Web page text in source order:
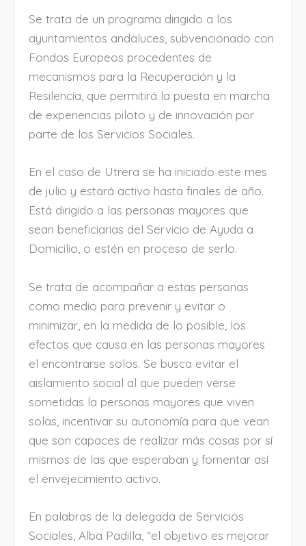
Se trata de un programa dirigido a los
ayuntamientos andaluces, subvencionado con
Fondos Europeos procedentes de
mecanismos para la Recuperación y la
Resilencia, que permitirá la puesta en marcha
de experiencias piloto y de innovación por
parte de los Servicios Sociales.
En el caso de Utrera se ha iniciado este mes
de julio y estará activo hasta finales de año.
Está dirigido a las personas mayores que
sean beneficiarias del Servicio de Ayuda a
Domicilio, o estén en proceso de serlo.
Se trata de acompañar a estas personas
como medio para prevenir y evitar o
minimizar, en la medida de lo posible, los
efectos que causa en las personas mayores
el encontrarse solos. Se busca evitar el
aislamiento social al que pueden verse
sometidas la personas mayores que viven
solas, incentivar su autonomía para que vean
que son capaces de realizar más cosas por sí
mismos de las que esperaban y fomentar así
el envejecimiento activo.
En palabras de la delegada de Servicios
Sociales, Alba Padilla, “el objetivo es mejorar